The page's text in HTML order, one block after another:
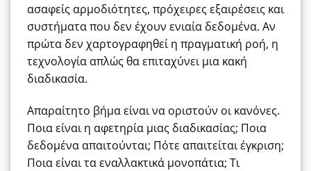
ασαφείς αρμοδιότητες, πρόχειρες εξαιρέσεις και
συστήματα που δεν έχουν ενιαία δεδομένα. Αν
πρώτα δεν χαρτογραφηθεί η πραγματική ροή, η
τεχνολογία απλώς θα επιταχύνει μια κακή
διαδικασία.
Απαραίτητο βήμα είναι να οριστούν οι κανόνες.
Ποια είναι η αφετηρία μιας διαδικασίας; Ποια
δεδομένα απαιτούνται; Πότε απαιτείται έγκριση;
Ποια είναι τα εναλλακτικά μονοπάτια; Τι